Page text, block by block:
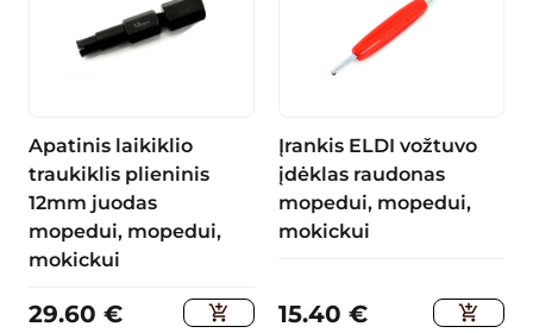
Apatinis laikiklio
traukiklis plieninis
12mm juodas
mopedui, mopedui,
mokickui
29.60 €
Įrankis ELDI vožtuvo
įdėklas raudonas
mopedui, mopedui,
mokickui
15.40 €